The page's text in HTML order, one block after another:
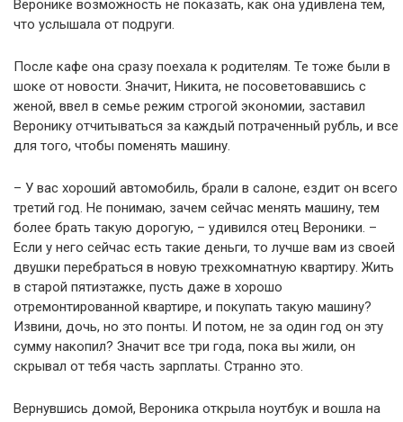
Веронике возможность не показать, как она удивлена тем,
что услышала от подруги.
После кафе она сразу поехала к родителям. Те тоже были в
шоке от новости. Значит, Никита, не посоветовавшись с
женой, ввел в семье режим строгой экономии, заставил
Веронику отчитываться за каждый потраченный рубль, и все
для того, чтобы поменять машину.
– У вас хороший автомобиль, брали в салоне, ездит он всего
третий год. Не понимаю, зачем сейчас менять машину, тем
более брать такую дорогую, – удивился отец Вероники. –
Если у него сейчас есть такие деньги, то лучше вам из своей
двушки перебраться в новую трехкомнатную квартиру. Жить
в старой пятиэтажке, пусть даже в хорошо
отремонтированной квартире, и покупать такую машину?
Извини, дочь, но это понты. И потом, не за один год он эту
сумму накопил? Значит все три года, пока вы жили, он
скрывал от тебя часть зарплаты. Странно это.
Вернувшись домой, Вероника открыла ноутбук и вошла на